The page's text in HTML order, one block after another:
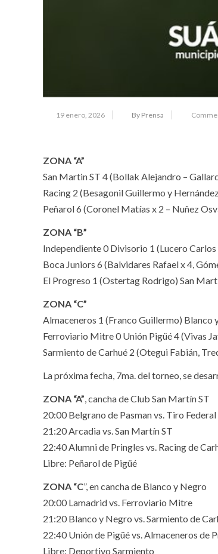
19 enero, 2026 By Prensa
ZONA “A”
San Martin ST 4 (Bollak Alejandro –
Racing 2 (Besagonil Guillermo y
Peñarol 6 (Coronel Matías x 2 – Nuñez
ZONA “B”
Independiente 0 Divisorio 1 (Lucero Carlos
Boca Juniors 6 (Balvidares Rafael x 4,
El Progreso 1 (Ostertag Rodrigo) San
ZONA “C”
Almaceneros 1 (Franco Guillermo) Blanco
Ferroviario Mitre 0 Unión Pigüé 4 (Vivas
Sarmiento de Carhué 2 (Otegui Fabián,
La próxima fecha, 7ma. del torneo, se
ZONA “A”, cancha de Club San Martín ST
20:00 Belgrano de Pasman vs. Tiro Federal
21:20 Arcadia vs. San Martín ST
22:40 Alumni de Pringles vs. Racing de
Libre: Peñarol de Pigüé
ZONA “C”, en cancha de Blanco y Negro
20:00 Lamadrid vs. Ferroviario Mitre
21:20 Blanco y Negro vs. Sarmiento de
22:40 Unión de Pigüé vs. Almaceneros de
Libre: Deportivo Sarmiento